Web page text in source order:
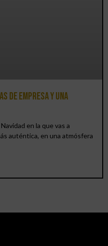
de empresa y una
en la que vas a
auténtica, en una atmósfera